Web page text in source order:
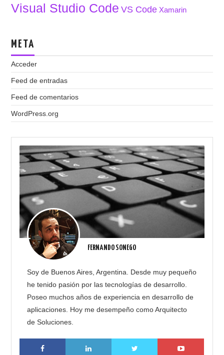
Visual Studio Code VS Code Xamarin
META
Acceder
Feed de entradas
Feed de comentarios
WordPress.org
FERNANDO SONEGO
Soy de Buenos Aires, Argentina. Desde muy pequeño
he tenido pasión por las tecnologías de desarrollo.
Poseo muchos años de experiencia en desarrollo de
aplicaciones. Hoy me desempeño como Arquitecto
de Soluciones.